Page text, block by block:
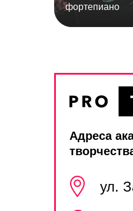
фортепиано
Адреса
ул.